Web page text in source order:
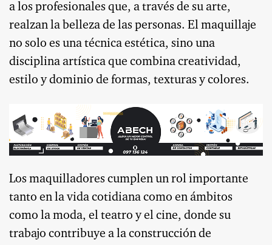
a los profesionales que, a través de su arte,
realzan la belleza de las personas. El maquillaje
no solo es una técnica estética, sino una
disciplina artística que combina creatividad,
estilo y dominio de formas, texturas y colores.
Los maquilladores cumplen un rol importante
tanto en la vida cotidiana como en ámbitos
como la moda, el teatro y el cine, donde su
trabajo contribuye a la construcción de